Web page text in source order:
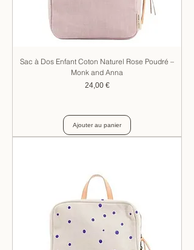
Sac à Dos Enfant Coton Naturel Rose Poudré –
Monk and Anna
Prix
24,00 €
Ajouter au panier